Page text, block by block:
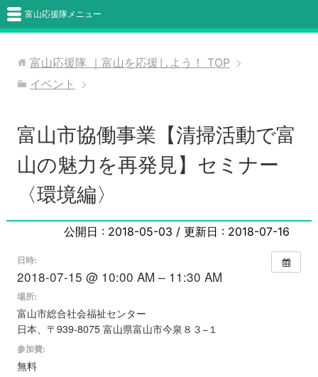
富山応援隊メニュー
富山応援隊 ｜富山を応援しよう！
TOP
イベント
富山市協働事業【清掃活動で富
山の魅力を再発見】セミナー
〈環境編〉
公開日 : 2018-05-03 / 更新日 : 2018-07-16
日時:
2018-07-15 @ 10:00 AM – 11:30 AM
場所:
富山市総合社会福祉センター
日本、〒939-8075 富山県富山市今泉８３−１
参加費:
無料